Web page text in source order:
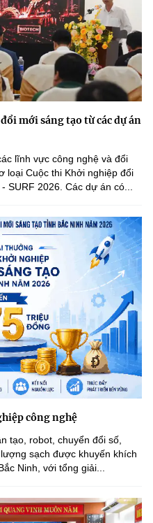
English
TECHNOLOGY
Công nghệ (MST)
Khoa học và Công nghệ.
Nguyễn Du, TP. Hà Nội
và Công Nghệ
phát hành lại thông tin từ
mới sáng tạo từ các dự án
lĩnh vực công nghệ và đổi
loại Cuộc thi Khởi nghiệp đổi
2026. Các dự án có...
công nghệ
tạo, robot, chuyển đổi số,
sạch được khuyến khích
Ninh, với tổng giải...